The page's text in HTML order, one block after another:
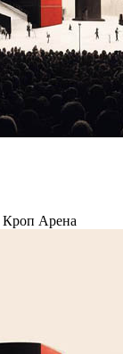
Кроп Арена